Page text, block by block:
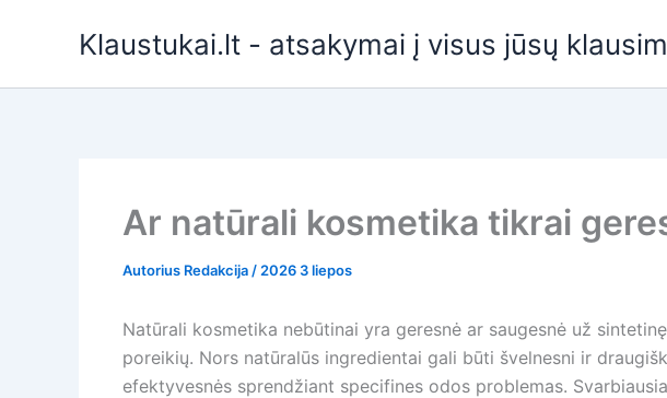
Klaustukai.lt - atsakymai į visus jūsų
Ar natūrali kosmetika tikrai
Autorius Redakcija / 2026 3 liepos
Natūrali kosmetika nebūtinai yra geresnė ar saugesnė už
poreikių. Nors natūralūs ingredientai gali būti švelnesni ir
efektyvesnės sprendžiant specifines odos problemas.